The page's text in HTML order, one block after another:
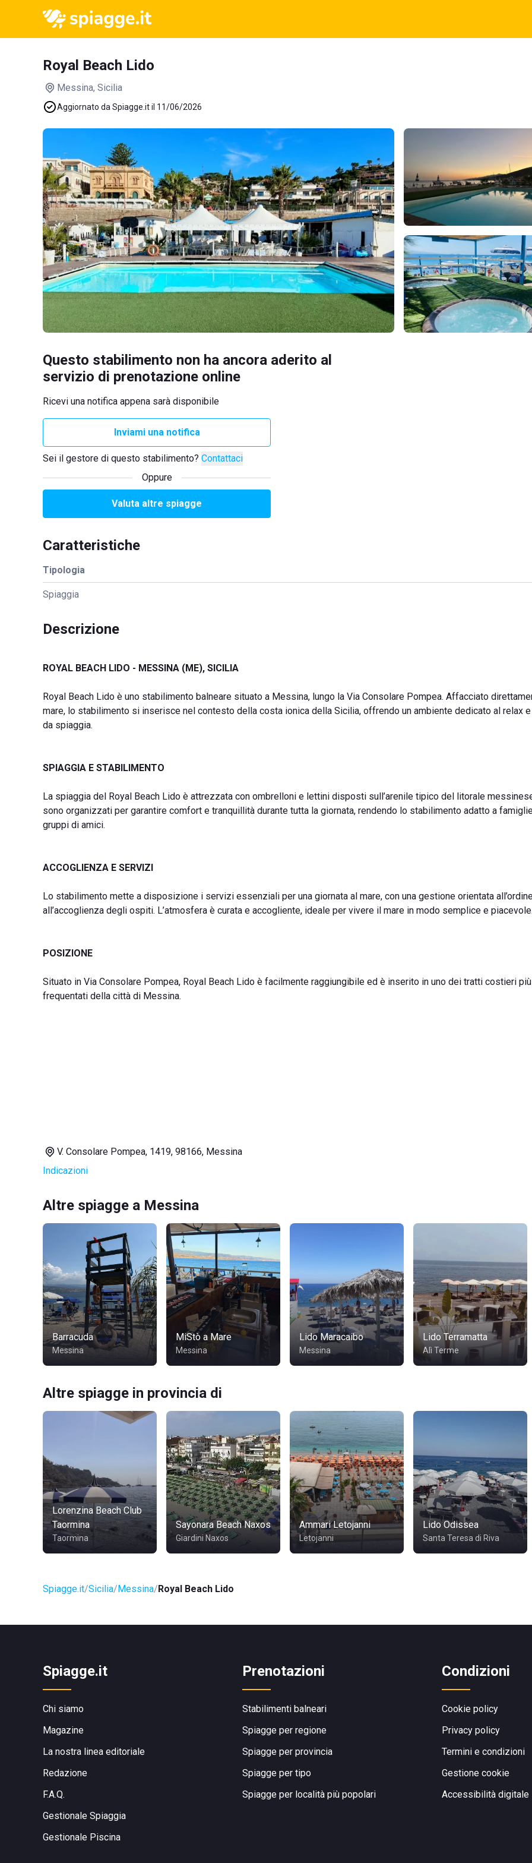
Royal Beach Lido
Messina, Sicilia
Aggiornato da Spiagge.it il 11/06/2026
Questo stabilimento non ha ancora aderito al
servizio di prenotazione online
Ricevi una notifica appena sarà disponibile
Inviami una notifica
Sei il gestore di questo stabilimento? Contattaci
Oppure
Valuta altre spiagge
Caratteristiche
Tipologia
Spiaggia
Descrizione
ROYAL BEACH LIDO - MESSINA (ME), SICILIA
Royal Beach Lido è uno stabilimento balneare situato a Messina, lungo la Via Consolare Pompea. Affacciato
mare, lo stabilimento si inserisce nel contesto della costa ionica della Sicilia, offrendo un ambiente dedicato al relax
da spiaggia.
SPIAGGIA E STABILIMENTO
La spiaggia del Royal Beach Lido è attrezzata con ombrelloni e lettini disposti sull’arenile tipico del litorale
sono organizzati per garantire comfort e tranquillità durante tutta la giornata, rendendo lo stabilimento adatto a
gruppi di amici.
ACCOGLIENZA E SERVIZI
Lo stabilimento mette a disposizione i servizi essenziali per una giornata al mare, con una gestione orientata
all’accoglienza degli ospiti. L’atmosfera è curata e accogliente, ideale per vivere il mare in modo semplice e piacevole.
POSIZIONE
Situato in Via Consolare Pompea, Royal Beach Lido è facilmente raggiungibile ed è inserito in uno dei tratti costieri più
frequentati della città di Messina.
V. Consolare Pompea, 1419, 98166, Messina
Indicazioni
Altre spiagge a Messina
Barracuda
Messina
MiStò a Mare
Messina
Lido Maracaibo
Messina
Lido Terramatta
Alì Terme
Altre spiagge in provincia di
Lorenzina Beach Club
Taormina
Taormina
Sayonara Beach Naxos
Giardini Naxos
Ammari Letojanni
Letojanni
Lido Odissea
Santa Teresa di Riva
Spiagge.it Sicilia Messina Royal Beach Lido
Spiagge.it
Chi siamo
Magazine
La nostra linea editoriale
Redazione
F.A.Q.
Gestionale Spiaggia
Gestionale Piscina
Prenotazioni
Stabilimenti balneari
Spiagge per regione
Spiagge per provincia
Spiagge per tipo
Spiagge per località più popolari
Condizioni
Cookie policy
Privacy policy
Termini e condizioni
Gestione cookie
Accessibilità digitale